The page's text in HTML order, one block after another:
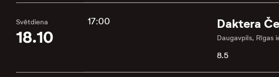
Svētdiena
18.10
17:00 Daktera
Daugavpils, Rīgas
8.5